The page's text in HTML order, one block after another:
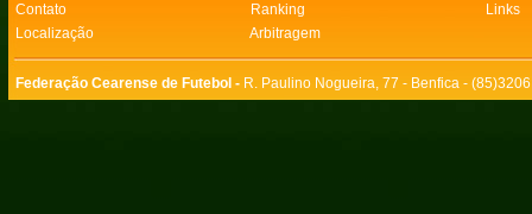
Contato
Ranking
Links
Localização
Arbitragem
Federação Cearense de Futebol - R. Paulino Nogueira, 77 - Benfica -